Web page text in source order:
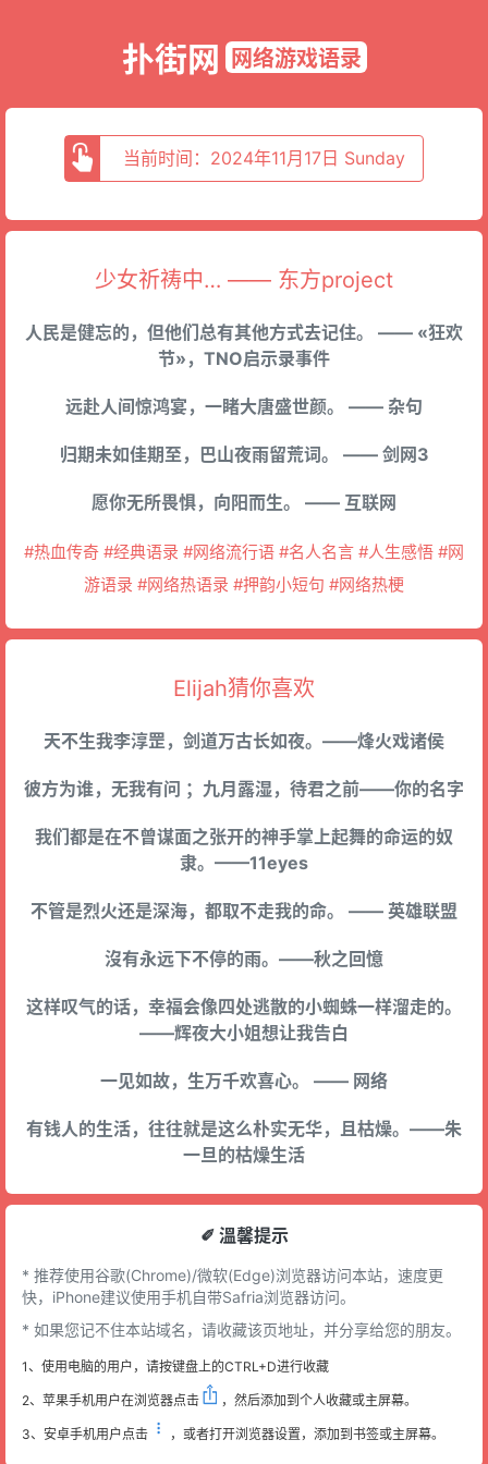
扑街网 网络游戏语录
当前时间：2024年11月17日 Sunday
少女祈祷中… —— 东方project
人民是健忘的，但他们总有其他方式去记住。 —— «狂欢
节»，TNO启示录事件
远赴人间惊鸿宴，一睹大唐盛世颜。 —— 杂句
归期未如佳期至，巴山夜雨留荒词。 —— 剑网3
愿你无所畏惧，向阳而生。 —— 互联网
#热血传奇 #经典语录 #网络流行语 #名人名言 #人生感悟 #网
游语录 #网络热语录 #押韵小短句 #网络热梗
Elijah猜你喜欢
天不生我李淳罡，剑道万古长如夜。——烽火戏诸侯
彼方为谁，无我有问 ；九月露湿，待君之前——你的名字
我们都是在不曾谋面之张开的神手掌上起舞的命运的奴
隶。——11eyes
不管是烈火还是深海，都取不走我的命。 —— 英雄联盟
沒有永远下不停的雨。——秋之回憶
这样叹气的话，幸福会像四处逃散的小蜘蛛一样溜走的。
——辉夜大小姐想让我告白
一见如故，生万千欢喜心。 —— 网络
有钱人的生活，往往就是这么朴实无华，且枯燥。——朱
一旦的枯燥生活
✐ 溫馨提示
* 推荐使用谷歌(Chrome)/微软(Edge)浏览器访问本站，速度更
快，iPhone建议使用手机自带Safria浏览器访问。
* 如果您记不住本站域名，请收藏该页地址，并分享给您的朋友。
1、使用电脑的用户，请按键盘上的CTRL+D进行收藏
2、苹果手机用户在浏览器点击 ，然后添加到个人收藏或主屏幕。
3、安卓手机用户点击 ，或者打开浏览器设置，添加到书签或主屏幕。